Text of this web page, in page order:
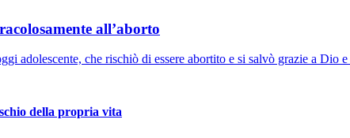
all’aborto
adolescente, che rischiò di essere abortito e si salvò grazie a
della propria vita